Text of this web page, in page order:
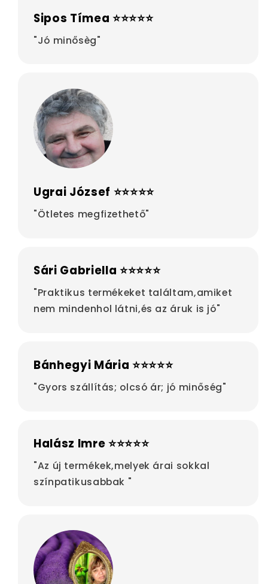
Sipos Tímea ⭐⭐⭐⭐⭐
"Jó minősèg"
Ugrai József ⭐⭐⭐⭐⭐
"Ötletes megfizethető"
Sári Gabriella ⭐⭐⭐⭐⭐
"Praktikus termékeket találtam,amiket
nem mindenhol látni,és az áruk is jó"
Bánhegyi Mária ⭐⭐⭐⭐⭐
"Gyors szállítás; olcsó ár; jó minőség"
Halász Imre ⭐⭐⭐⭐⭐
"Az új termékek,melyek árai sokkal
színpatikusabbak "